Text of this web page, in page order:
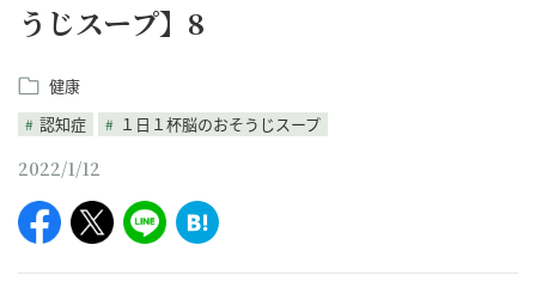
うじスープ】8
健康
認知症
１日１杯脳のおそうじスープ
2022/1/12